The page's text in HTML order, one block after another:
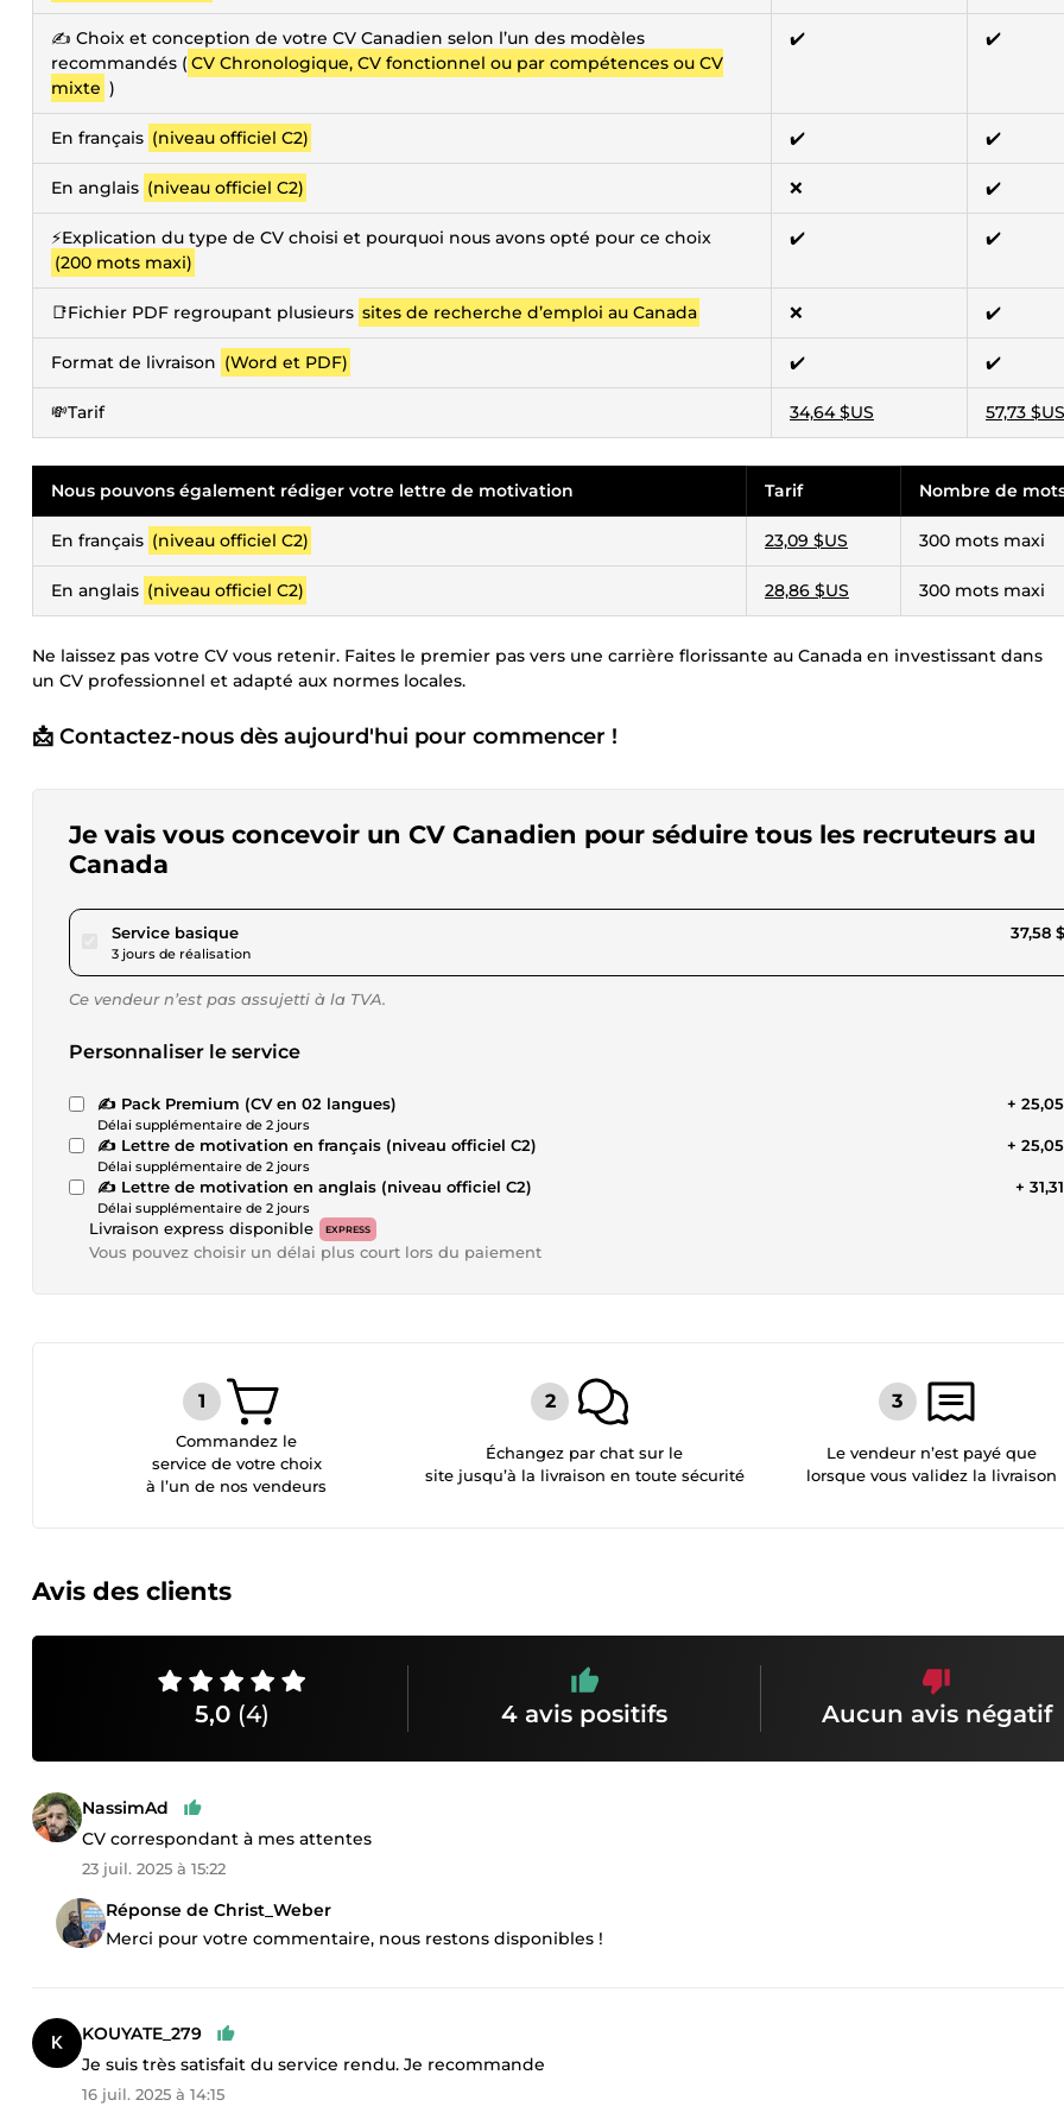
✍️ Choix et conception de votre CV Canadien selon l’un des modèles
recommandés ( CV Chronologique, CV fonctionnel ou par compétences ou CV
mixte )
✔️ ✔️
En français (niveau officiel C2) ✔️ ✔️
En anglais (niveau officiel C2) ❌ ✔️
⚡Explication du type de CV choisi et pourquoi nous avons opté pour ce choix
(200 mots maxi)
✔️ ✔️
📑Fichier PDF regroupant plusieurs sites de recherche d’emploi au Canada ❌ ✔️
Format de livraison (Word et PDF) ✔️ ✔️
💸Tarif 34,64 $US 57,73 $US
Nous pouvons également rédiger votre lettre de motivation Tarif Nombre de
En français (niveau officiel C2) 23,09 $US 300 mots maxi
En anglais (niveau officiel C2) 28,86 $US 300 mots maxi
Ne laissez pas votre CV vous retenir. Faites le premier pas vers une carrière florissante au Canada en investissant dans
un CV professionnel et adapté aux normes locales.
📩 Contactez-nous dès aujourd'hui pour commencer !
Je vais vous concevoir un CV Canadien pour séduire tous les recruteurs au
Canada
Service basiquepour 34,64 $US
3 jours de réalisation
37,58
Ce vendeur n’est pas assujetti à la TVA.
Personnaliser le service
✍️ Pack Premium (CV en 02 langues)
Délai supplémentaire de 2 jours
+
✍️ Lettre de motivation en français (niveau officiel C2)
Délai supplémentaire de 2 jours
+
✍️ Lettre de motivation en anglais (niveau officiel C2)
Délai supplémentaire de 2 jours
+
Livraison express disponible EXPRESS
Vous pouvez choisir un délai plus court lors du paiement
Commandez le
service de votre choix
à l’un de nos vendeurs
Échangez par chat sur le
site jusqu’à la livraison en toute sécurité
Le vendeur n’est payé que
lorsque vous validez la livraison
Avis des clients
5,0 (4) 4 avis positifs Aucun avis négatif
NassimAd
CV correspondant à mes attentes
23 juil. 2025 à 15:22
Réponse de Christ_Weber
Merci pour votre commentaire, nous restons disponibles !
KOUYATE_279
Je suis très satisfait du service rendu. Je recommande
16 juil. 2025 à 14:15